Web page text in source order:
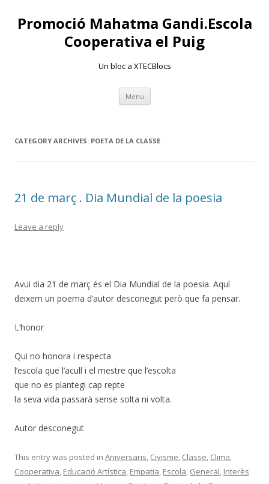
Promoció Mahatma Gandi.Escola
Cooperativa el Puig
Un bloc a XTECBlocs
Menu Skip
content
CATEGORY ARCHIVES: POETA DE LA CLASSE
21 de març . Dia Mundial de la poesia
Leave a reply
Avui dia 21 de març és el Dia Mundial de la poesia. Aquí
deixem un poema d’autor desconegut però que fa pensar.
L’honor
Qui no honora i respecta
l’escola que l’acull i el mestre que l’escolta
que no es plantegi cap repte
la seva vida passarà sense solta ni volta.
Autor desconegut
This entry was posted in Aniversaris, Civisme, Classe, Clima,
Cooperativa, Educació Artística, Empatia, Escola, General, Interès